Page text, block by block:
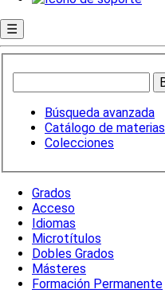
☰
Búsqueda avanzada
Catálogo de materias
Colecciones
Grados
Acceso
Idiomas
Microtítulos
Dobles Grados
Másteres
Formación Permanente